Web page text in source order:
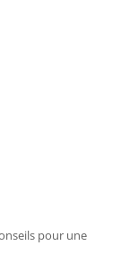
pour une